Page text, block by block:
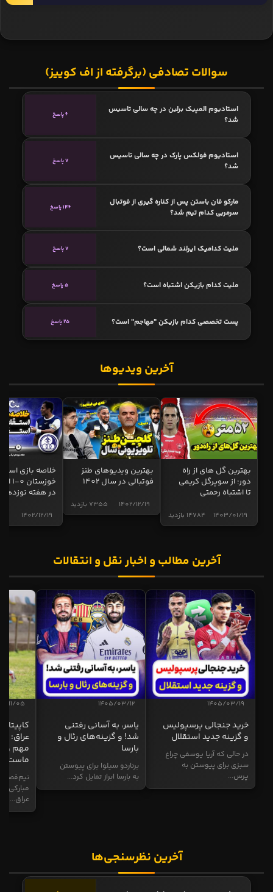
سوالات تصادفی (برگرفته از اف کوییز)
استادیوم المپیک برلین در چه سالی تاسیس
شد؟
6 پاسخ
استادیوم فولکس پارک در چه سالی تاسیس
شد؟
7 پاسخ
مارکو فان باستن پس از کناره گیری از فوتبال
سرمربی کدام تیم شد؟
146 پاسخ
ملیت کدامیک ایرلند شمالی است؟ 7 پاسخ
ملیت کدام بازیکن اشتباه است؟ 5 پاسخ
پست تخصصی کدام بازیکن "مهاجم" است؟ 25 پاسخ
آخرین ویدیوها
بهترین گل های از راه
دور؛ از سوپرگل کریمی
تا اشتباه رحمتی
14784 بازدید 1403/01/19
بهترین ویدیوهای طنز
فوتبالی در سال 1402
7355 بازدید 1402/12/19
خلاصه بازی
در هفته نوزدهم
1402/12/19
آخرین مطالب و اخبار نقل و انتقالات
1405/03/19
خرید جنجالی پرسپولیس
و گزینه جدید استقلال
در حالی که آریا یوسفی چراغ
سبزی برای پیوستن به
پرس...
1405/03/12
یاسر، به آسانی رفتنی
شد! و گزینه‌های رئال و
بارسا
برناردو سیلوا برای پیوستن
به بارسا ابراز تمایل کرد...
11/05
عراق:
مهم و
ماست
نیم‌فصل
مبارکی
عراق...
آخرین نظرسنجی‌ها